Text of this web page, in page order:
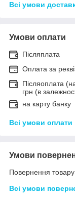
Всі умови
Умови оплати
Післяплата
Оплата за
Післяоплата
грн (в
на карту банку
Всі умови оплати
Умови
Повернення
Всі умови